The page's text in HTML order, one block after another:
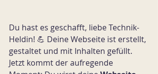
Du hast es geschafft, liebe Technik-
Heldin! 💪 Deine Webseite ist erstellt,
gestaltet und mit Inhalten gefüllt.
Jetzt kommt der aufregende